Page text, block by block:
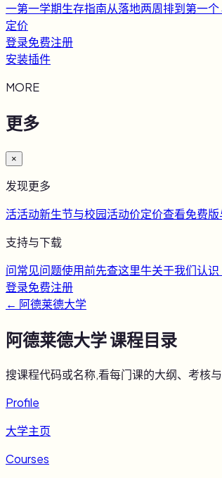
一第一学期生存指南从落地两周排到第一
定价
登录免费注册
安装插件
MORE
更多
×
发现更多
活活动新生节与校园活动价定价查看免费版
支持与下载
问常见问题使用前先查这里牛关于我们认识
登录免费注册
← 阿德莱德大学
阿德莱德大学课程目录
搜课程代码或名称,看每门课的大纲、考核与
Profile
大学主页
Courses